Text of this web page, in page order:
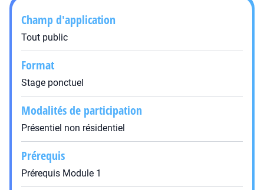
Champ d'application
Tout public
Format
Stage ponctuel
Modalités de participation
Présentiel non résidentiel
Prérequis
Prérequis Module 1